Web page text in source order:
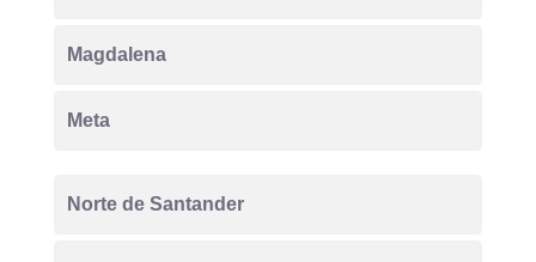
Magdalena
Meta
Norte de Santander